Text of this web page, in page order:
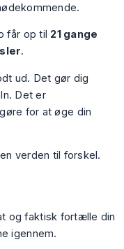
får op til 21 gange
.
ud. Det gør dig
Det er
for at øge din
verden til forskel.
og faktisk fortælle din
igennem.